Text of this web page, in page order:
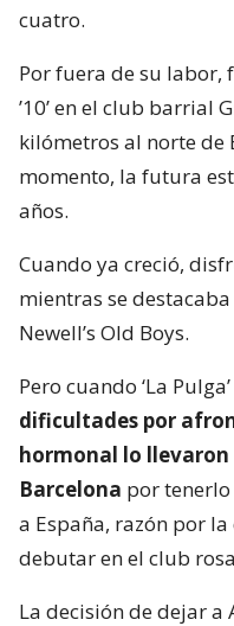
cuatro.
Por fuera de su labor,
’10’ en el club barrial
kilómetros al norte de
momento, la futura
años.
Cuando ya creció,
mientras se
Newell’s Old Boys.
Pero cuando ‘La
dificultades por
hormonal lo
Barcelona por
a España, razón por
debutar en el club
La decisión de dejar